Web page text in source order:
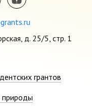
д. 25/5, стр. 1
грантов
природы